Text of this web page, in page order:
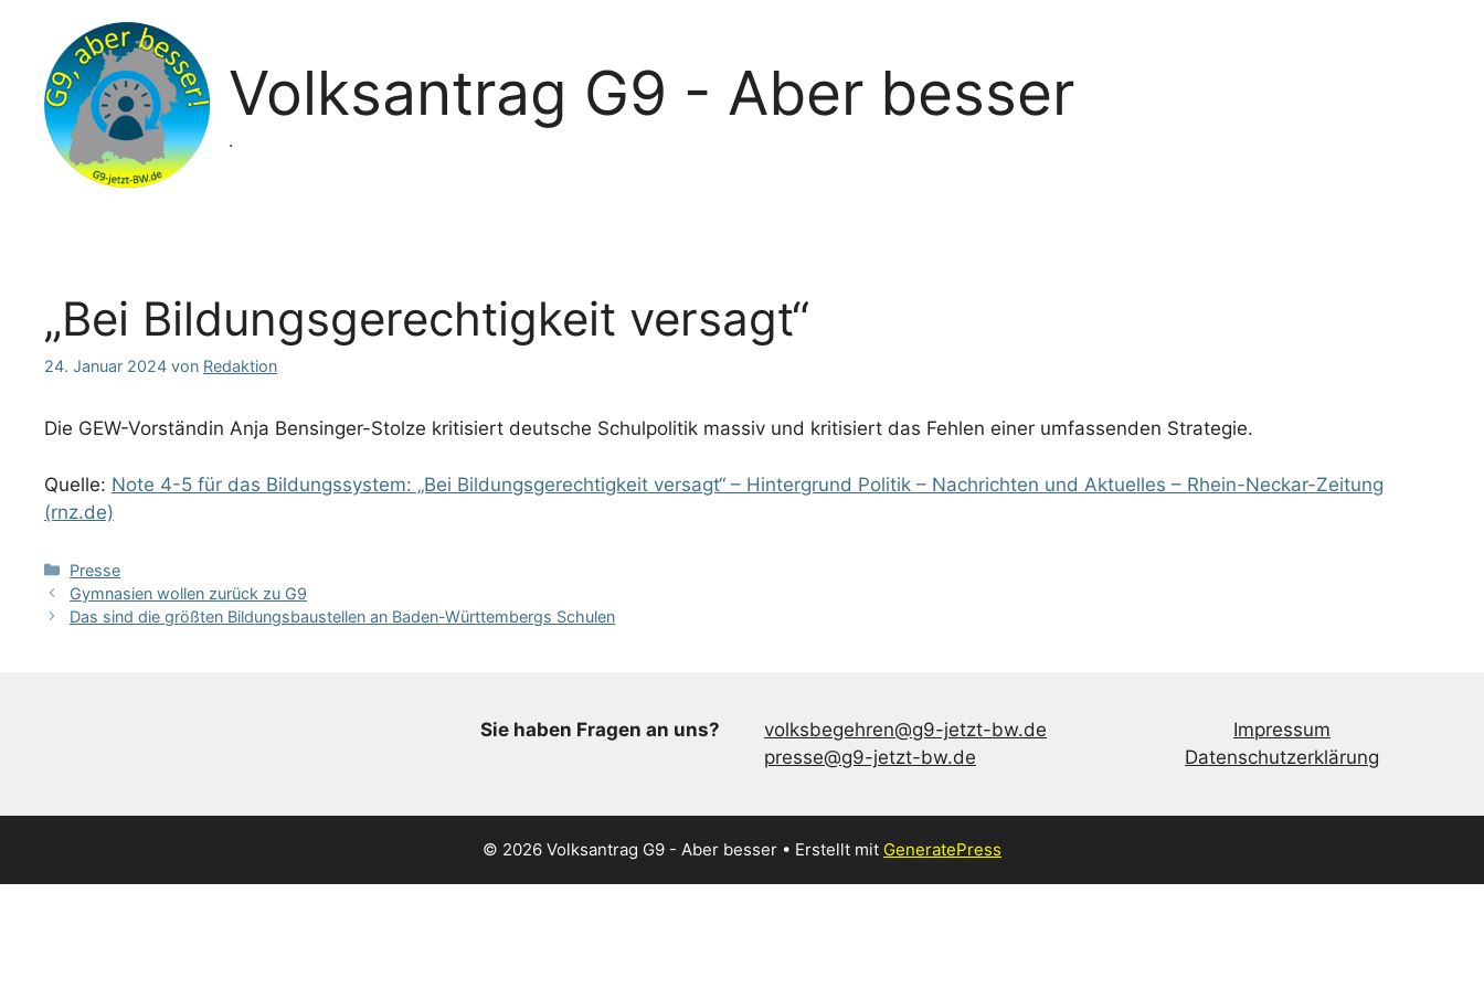
springen
Volksantrag G9 - Aber besser
.
„Bei Bildungsgerechtigkeit versagt“
24. Januar 2024 von Redaktion
Die GEW-Vorständin Anja Bensinger-Stolze kritisiert deutsche Schulpolitik massiv und kritisiert das Fehlen einer umfassenden Strategie.
Quelle: Note 4-5 für das Bildungssystem: „Bei Bildungsgerechtigkeit versagt“ – Hintergrund Politik – Nachrichten und Aktuelles – Rhein-Neckar-Zeitung
(rnz.de)
Kategorien
Presse
Gymnasien wollen zurück zu G9
Das sind die größten Bildungsbaustellen an Baden-Württembergs Schulen
Sie haben Fragen an uns?
volksbegehren@g9-jetzt-bw.de
presse@g9-jetzt-bw.de
Impressum
Datenschutzerklärung
© 2026 Volksantrag G9 - Aber besser • Erstellt mit GeneratePress